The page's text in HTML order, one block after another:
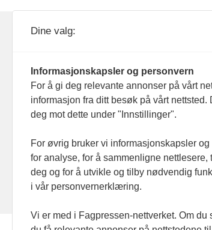
093 182
Dine valg:
Informasjonskapsler og personvern
For å gi deg relevante annonser på vårt
informasjon fra ditt besøk på vårt nettsted.
deg mot dette under "Innstillinger".
For øvrig bruker vi informasjonskapsler
for analyse, for å sammenligne nettlesere,
deg og for å utvikle og tilby nødvendig
i vår personvernerklæring.
Vi er med i Fagpressen-nettverket. Om du